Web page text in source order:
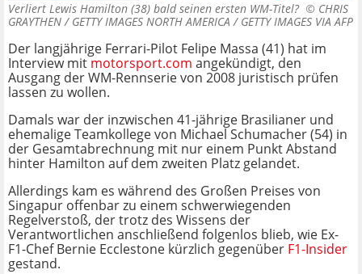
Verliert Lewis Hamilton (38) bald seinen ersten WM-Titel? © CHRIS
GRAYTHEN / GETTY IMAGES NORTH AMERICA / GETTY IMAGES VIA AFP
Der langjährige Ferrari-Pilot Felipe Massa (41) hat im
Interview mit motorsport.com angekündigt, den
Ausgang der WM-Rennserie von 2008 juristisch prüfen
lassen zu wollen.
Damals war der inzwischen 41-jährige Brasilianer und
ehemalige Teamkollege von Michael Schumacher (54) in
der Gesamtabrechnung mit nur einem Punkt Abstand
hinter Hamilton auf dem zweiten Platz gelandet.
Allerdings kam es während des Großen Preises von
Singapur offenbar zu einem schwerwiegenden
Regelverstoß, der trotz des Wissens der
Verantwortlichen anschließend folgenlos blieb, wie Ex-
F1-Chef Bernie Ecclestone kürzlich gegenüber F1-Insider
gestand.